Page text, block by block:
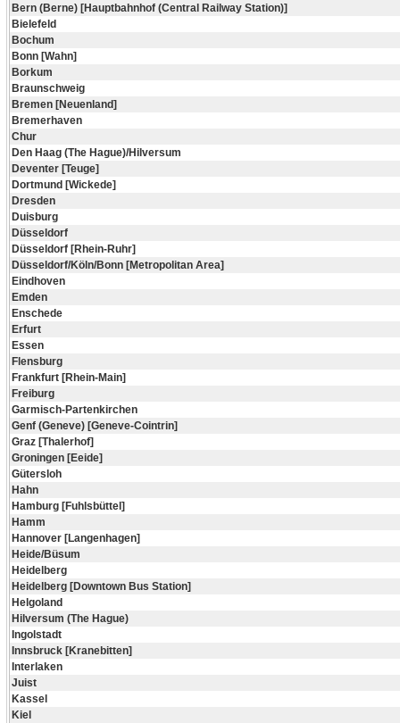
Bern (Berne) [Hauptbahnhof (Central Railway Station)]
Bielefeld
Bochum
Bonn [Wahn]
Borkum
Braunschweig
Bremen [Neuenland]
Bremerhaven
Chur
Den Haag (The Hague)/Hilversum
Deventer [Teuge]
Dortmund [Wickede]
Dresden
Duisburg
Düsseldorf
Düsseldorf [Rhein-Ruhr]
Düsseldorf/Köln/Bonn [Metropolitan Area]
Eindhoven
Emden
Enschede
Erfurt
Essen
Flensburg
Frankfurt [Rhein-Main]
Freiburg
Garmisch-Partenkirchen
Genf (Geneve) [Geneve-Cointrin]
Graz [Thalerhof]
Groningen [Eeide]
Gütersloh
Hahn
Hamburg [Fuhlsbüttel]
Hamm
Hannover [Langenhagen]
Heide/Büsum
Heidelberg
Heidelberg [Downtown Bus Station]
Helgoland
Hilversum (The Hague)
Ingolstadt
Innsbruck [Kranebitten]
Interlaken
Juist
Kassel
Kiel